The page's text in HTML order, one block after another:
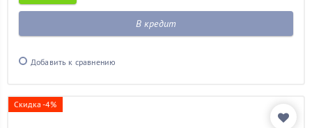
В кредит
Добавить к сравнению
Скидка -4%